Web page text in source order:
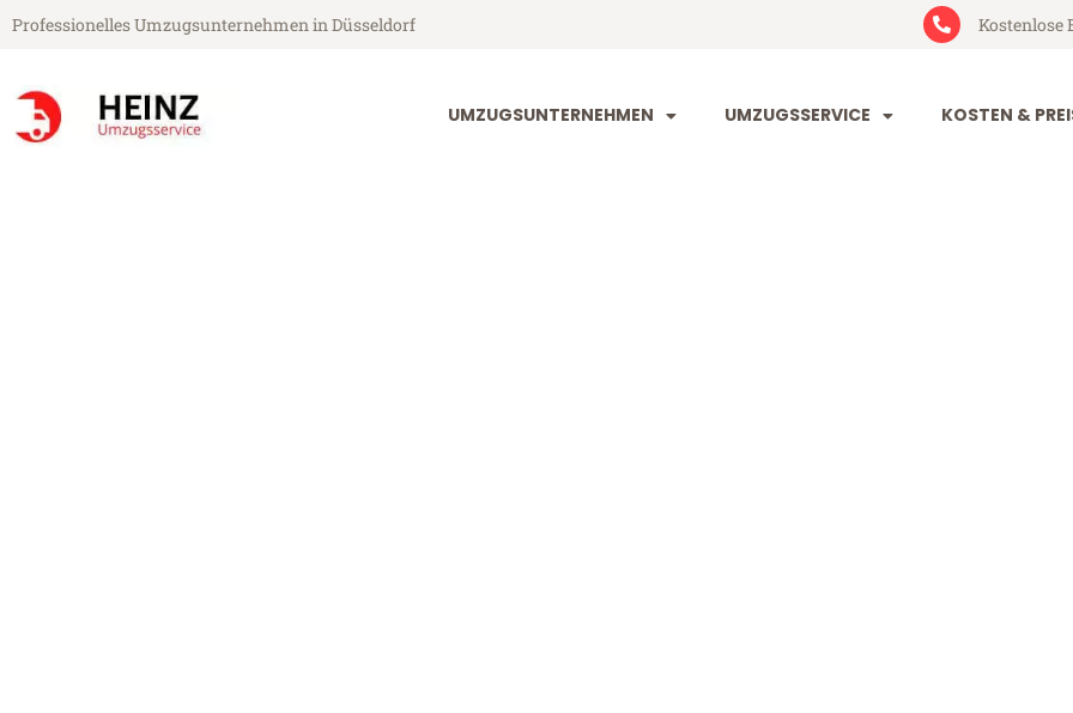
Professionelles Umzugsunternehmen in Düsseldorf Kostenlose
UMZUGSUNTERNEHMEN UMZUGSSERVICE KOSTEN &